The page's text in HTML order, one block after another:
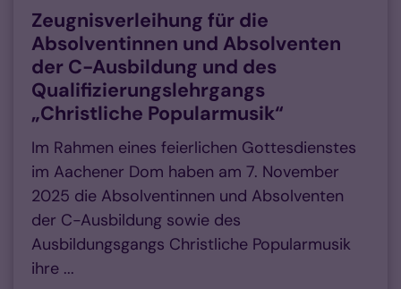
Zeugnisverleihung für die
Absolventinnen und Absolventen
der C-Ausbildung und des
Qualifizierungslehrgangs
„Christliche Popularmusik“
Im Rahmen eines feierlichen Gottesdienstes
im Aachener Dom haben am 7. November
2025 die Absolventinnen und Absolventen
der C-Ausbildung sowie des
Ausbildungsgangs Christliche Popularmusik
ihre ...